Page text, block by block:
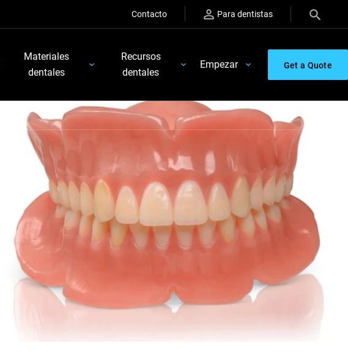
Contacto Para dentistas
Materiales
dentales
Recursos
dentales
Empezar Get a Quote